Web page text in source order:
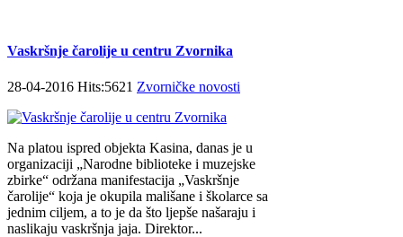
Vaskršnje čarolije u centru Zvornika
28-04-2016 Hits:5621 Zvorničke novosti
Na platou ispred objekta Kasina, danas je u
organizaciji „Narodne biblioteke i muzejske
zbirke“ održana manifestacija „Vaskršnje
čarolije“ koja je okupila mališane i školarce sa
jednim ciljem, a to je da što ljepše našaraju i
naslikaju vaskršnja jaja. Direktor...